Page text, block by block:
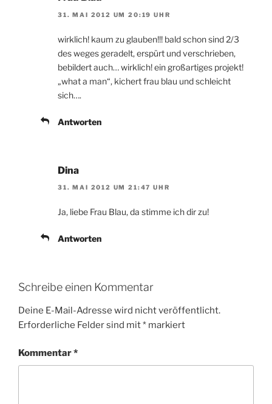
31. MAI 2012 UM 20:19 UHR
wirklich! kaum zu glauben!!! bald schon sind 2/3
des weges geradelt, erspürt und verschrieben,
bebildert auch… wirklich! ein großartiges projekt!
„what a man“, kichert frau blau und schleicht
sich….
Antworten
Dina
31. MAI 2012 UM 21:47 UHR
Ja, liebe Frau Blau, da stimme ich dir zu!
Antworten
Schreibe einen Kommentar
Deine E-Mail-Adresse wird nicht veröffentlicht.
Erforderliche Felder sind mit* markiert
Kommentar*